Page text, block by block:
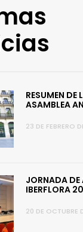
RESUMEN DE
ASAMBLEA
23 DE FEBRERO
JORNADA DE
IBERFLORA
20 DE OCTUBRE